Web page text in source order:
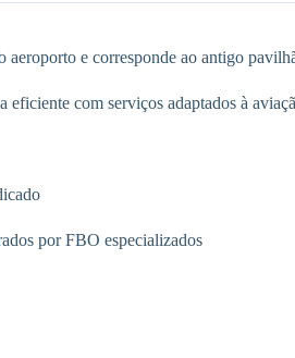
e corresponde ao antigo
com serviços adaptados à
por FBO especializados